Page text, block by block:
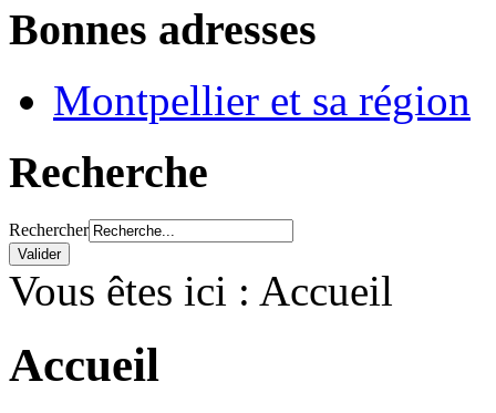
Bonnes adresses
Montpellier et sa région
Recherche
Rechercher
Vous êtes ici : Accueil
Accueil